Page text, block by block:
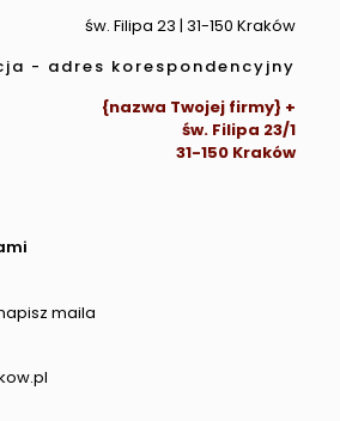
św. Filipa 23 | 31-150 Kraków
- adres korespondencyjny
{nazwa Twojej firmy} +
św. Filipa 23/1
31-150 Kraków
maila